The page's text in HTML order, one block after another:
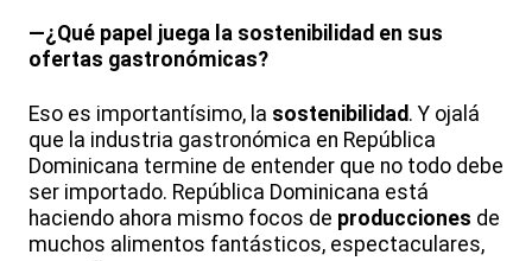
—¿Qué papel juega la sostenibilidad en sus
ofertas gastronómicas?
Eso es importantísimo, la sostenibilidad. Y ojalá
que la industria gastronómica en República
Dominicana termine de entender que no todo debe
ser importado. República Dominicana está
haciendo ahora mismo focos de producciones de
muchos alimentos fantásticos, espectaculares,